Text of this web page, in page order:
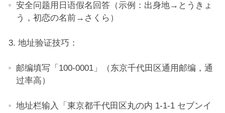
安全问题用日语假名回答（示例：出身地→とうきょ
う，初恋の名前→さくら）​
地址验证技巧：​
邮编填写「100-0001」（东京千代田区通用邮编，通
过率高）​
地址栏输入「東京都千代田区丸の内 1-1-1 セブンイ